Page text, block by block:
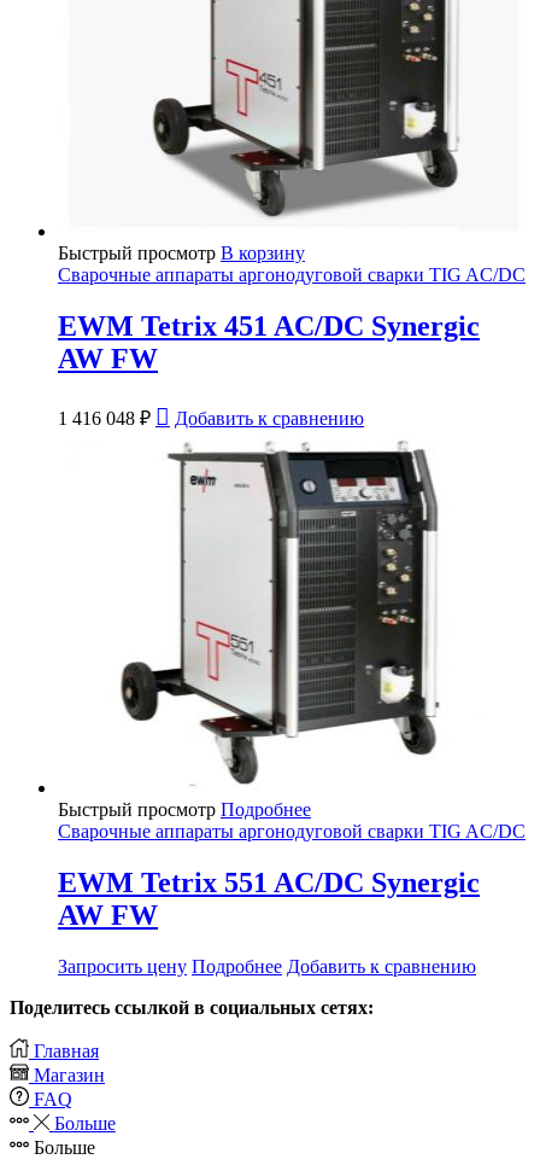
Быстрый просмотр В корзину
Сварочные аппараты аргонодуговой сварки TIG AC/DC
EWM Tetrix 451 AC/DC Synergic
AW FW
1 416 048 ₽ Добавить к сравнению
Быстрый просмотр Подробнее
Сварочные аппараты аргонодуговой сварки TIG AC/DC
EWM Tetrix 551 AC/DC Synergic
AW FW
Запросить цену Подробнее Добавить к сравнению
Поделитесь ссылкой в социальных сетях:
Главная
Магазин
FAQ
Больше
Больше